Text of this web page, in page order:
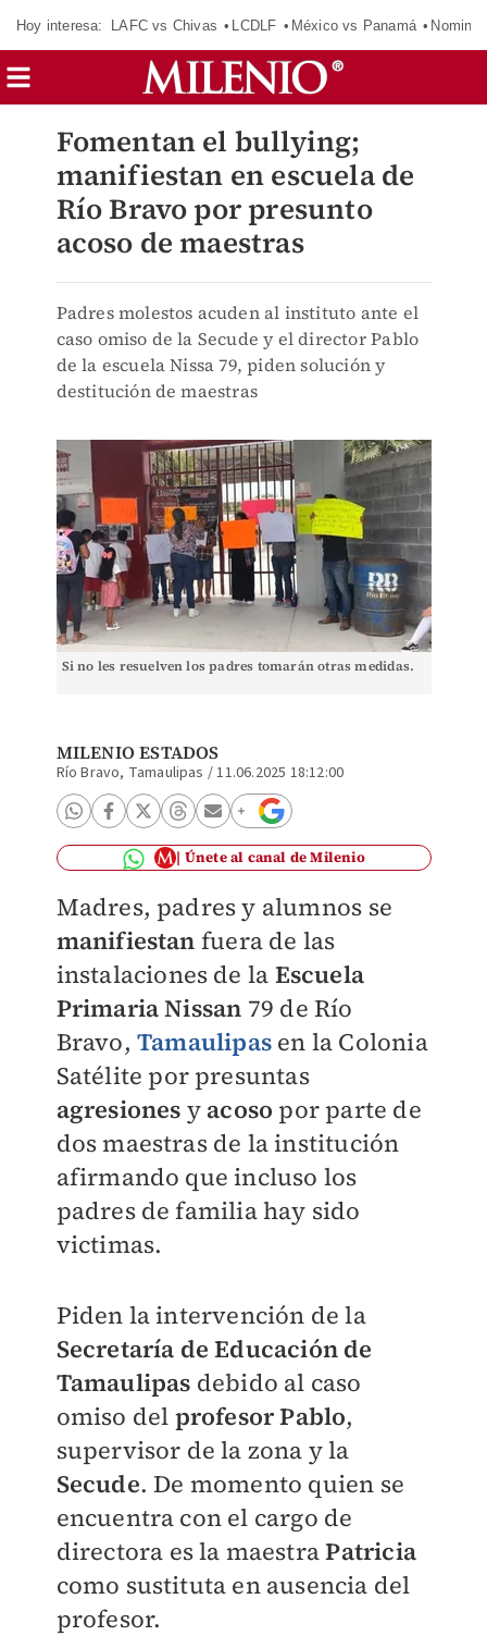
Hoy interesa: LAFC vs Chivas LCDLF México vs Panamá
Fomentan el bullying;
manifiestan en escuela de
Río Bravo por presunto
acoso de maestras
Padres molestos acuden al instituto ante el
caso omiso de la Secude y el director Pablo
de la escuela Nissa 79, piden solución y
destitución de maestras
Si no les resuelven los padres tomarán otras medidas.
MILENIO ESTADOS
Río Bravo, Tamaulipas /11.06.2025 18:12:00
Únete al canal de Milenio
Madres, padres y alumnos se
manifiestan fuera de las
instalaciones de la Escuela
Primaria Nissan 79 de Río
Bravo, Tamaulipas en la Colonia
Satélite por presuntas
agresiones y acoso por parte de
dos maestras de la institución
afirmando que incluso los
padres de familia hay sido
victimas.
Piden la intervención de la
Secretaría de Educación de
Tamaulipas debido al caso
omiso del profesorPablo,
supervisor de la zona y la
Secude. De momento quien se
encuentra con el cargo de
directora es la maestraPatricia
como sustituta en ausencia del
profesor.